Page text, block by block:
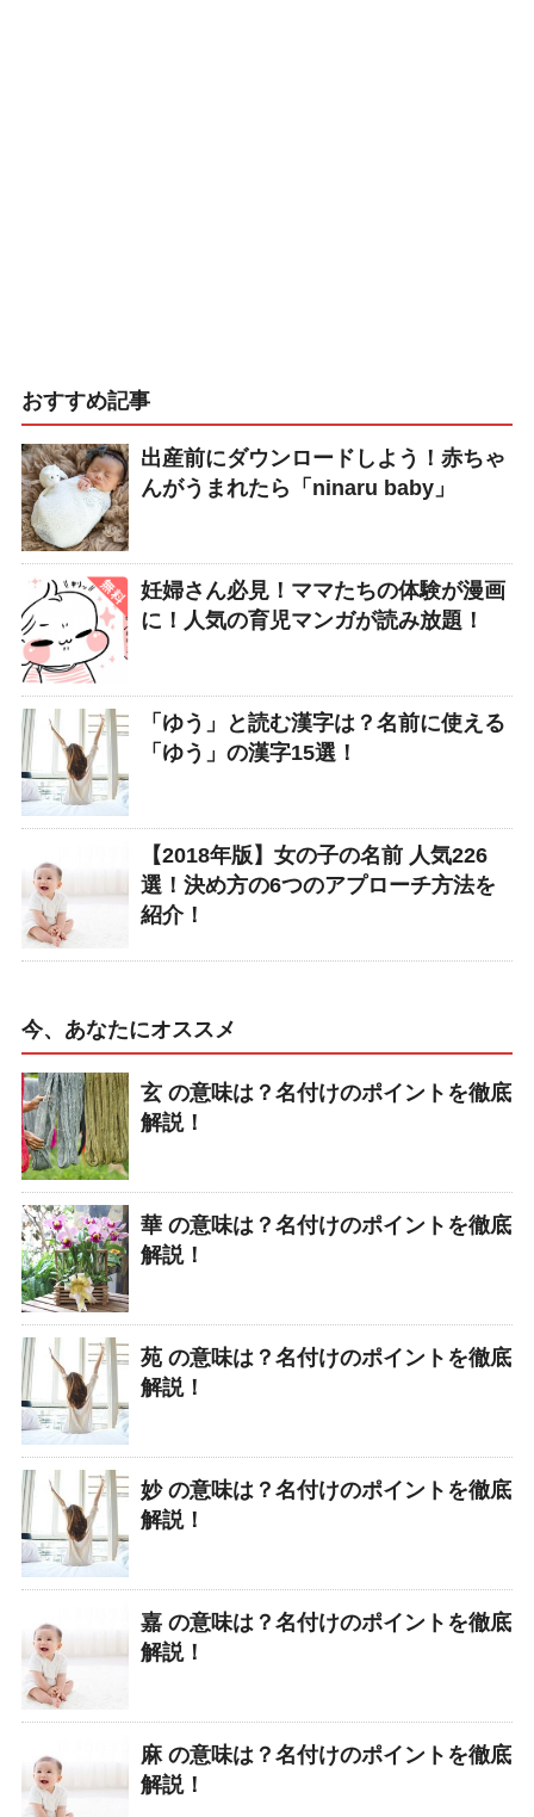
おすすめ記事
出産前にダウンロードしよう！赤ちゃ
んがうまれたら「ninaru baby」
妊婦さん必見！ママたちの体験が漫画
に！人気の育児マンガが読み放題！
「ゆう」と読む漢字は？名前に使える
「ゆう」の漢字15選！
【2018年版】女の子の名前 人気226
選！決め方の6つのアプローチ方法を
紹介！
今、あなたにオススメ
玄 の意味は？名付けのポイントを徹底
解説！
華 の意味は？名付けのポイントを徹底
解説！
苑 の意味は？名付けのポイントを徹底
解説！
妙 の意味は？名付けのポイントを徹底
解説！
嘉 の意味は？名付けのポイントを徹底
解説！
麻 の意味は？名付けのポイントを徹底
解説！